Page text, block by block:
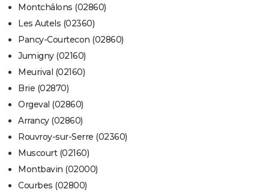
Montchâlons (02860)
Les Autels (02360)
Pancy-Courtecon (02860)
Jumigny (02160)
Meurival (02160)
Brie (02870)
Orgeval (02860)
Arrancy (02860)
Rouvroy-sur-Serre (02360)
Muscourt (02160)
Montbavin (02000)
Courbes (02800)